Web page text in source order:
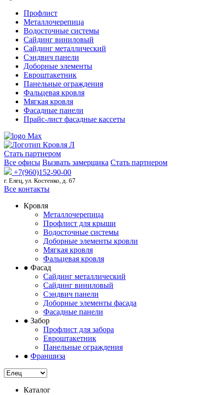
Профлист
Металлочерепица
Водосточные системы
Сайдинг виниловый
Сайдинг металлический
Сэндвич панели
Доборные элементы
Евроштакетник
Панельные ограждения
Фальцевая кровля
Мягкая кровля
Фасадные панели
Прайс-лист фасадные кассеты
Стать партнером
Все офисы Вызвать замерщика Стать партнером
+7(960)152-90-00
г. Елец, ул. Костенко, д. 67
Все контакты
Кровля
Металлочерепица
Профлист для крыши
Водосточные системы
Доборные элементы кровли
Мягкая кровля
Фальцевая кровля
● Фасад
Сайдинг металлический
Сайдинг виниловый
Сэндвич панели
Доборные элементы фасада
Фасадные панели
● Забор
Профлист для забора
Евроштакетник
Панельные ограждения
● Франшиза
Каталог